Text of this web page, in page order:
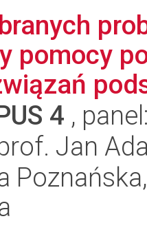
pomocy
4 ,
Jan